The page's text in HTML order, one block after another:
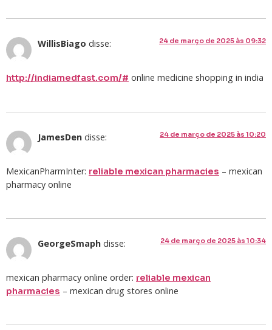
WillisBiago disse: 24 de março de 2025 às 09:32
http://indiamedfast.com/# online medicine shopping in india
JamesDen disse: 24 de março de 2025 às 10:20
MexicanPharmInter: reliable mexican pharmacies – mexican
pharmacy online
GeorgeSmaph disse: 24 de março de 2025 às 10:34
mexican pharmacy online order: reliable mexican
pharmacies – mexican drug stores online